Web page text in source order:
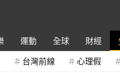
運動 全球 財經
台灣前線 心理假